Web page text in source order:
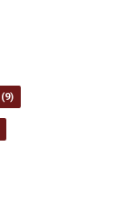
(9)